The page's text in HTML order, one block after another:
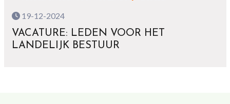
19-12-2024
VACATURE: LEDEN VOOR HET
LANDELIJK BESTUUR